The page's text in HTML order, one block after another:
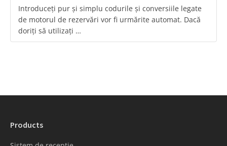
Introduceți pur și simplu codurile și conversiile legate
de motorul de rezervări vor fi urmărite automat. Dacă
doriți să utilizați …
Products